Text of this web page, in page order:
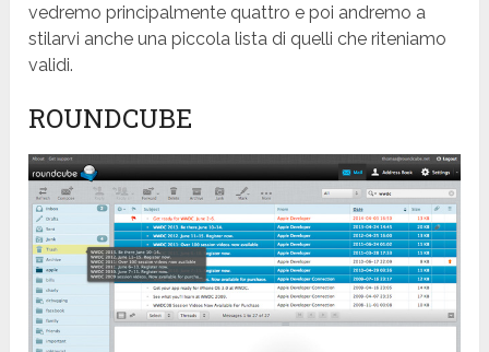
vedremo principalmente quattro e poi andremo a
stilarvi anche una piccola lista di quelli che riteniamo
validi.
ROUNDCUBE